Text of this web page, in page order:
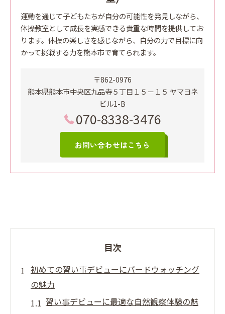
運動を通じて子どもたちが自分の可能性を発見しながら、
体操教室として成長を実感できる貴重な時間を提供してお
ります。体操の楽しさを感じながら、自分の力で目標に向
かって挑戦する力を熊本市で育てられます。
〒862-0976
熊本県熊本市中央区九品寺５丁目１５－１５ ヤマヨネ
ビル1-B
070-8338-3476
お問い合わせはこちら
目次
初めての習い事デビューにバードウォッチング
の魅力
習い事デビューに最適な自然観察体験の魅